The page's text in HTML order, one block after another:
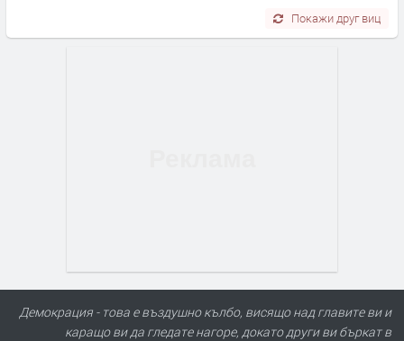
Покажи друг виц
Демокрация - това е въздушно кълбо, висящо над главите ви и
каращо ви да гледате нагоре, докато други ви бъркат в